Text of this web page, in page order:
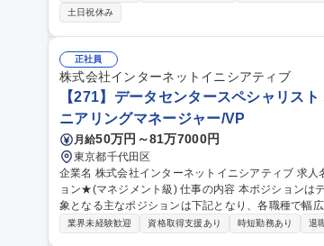
制策の検討（発生源対策、適正処理支援、資源循環
イクロプラスチックによる生態影響の検討 ■企業の
■国の海洋ごみ関連国
土日祝休み
正社員
株式会社インターネットイニシアティブ
【271】データセンタースペシャリス
ニアリングマネージャー/VP
月給50万円～81万7000円
東京都千代田区
企業名 株式会社インターネットイニシアティブ 求人名 【271】データセンタースペシャリスト★オープンポジシ
ョン★(マネジメント級) 仕事の内容 本ポジションはデータセンターに関する職種のオープンポジションです。 対
象となる主なポジションは下記となり、各職種で幅
し下記以外のポジションを提案 させていただくことがございます。 【対象ポジション】■データセンターファシ
業界未経験歓迎 資格取得支援あり 時短勤務あり 退